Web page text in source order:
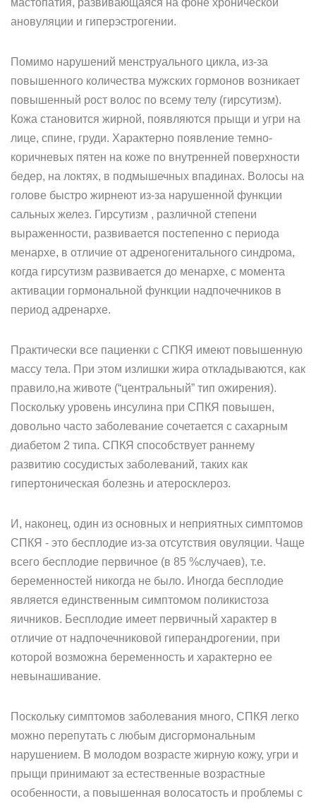
мастопатия, развивающаяся на фоне хронической
ановуляции и гиперэстрогении.
Помимо нарушений менструального цикла, из-за
повышенного количества мужских гормонов возникает
повышенный рост волос по всему телу (гирсутизм).
Кожа становится жирной, появляются прыщи и угри на
лице, спине, груди. Характерно появление темно-
коричневых пятен на коже по внутренней поверхности
бедер, на локтях, в подмышечных впадинах. Волосы на
голове быстро жирнеют из-за нарушенной функции
сальных желез. Гирсутизм , различной степени
выраженности, развивается постепенно с периода
менархе, в отличие от адреногенитального синдрома,
когда гирсутизм развивается до менархе, с момента
активации гормональной функции надпочечников в
период адренархе.
Практически все пациенки с СПКЯ имеют повышенную
массу тела. При этом излишки жира откладываются, как
правило,на животе (“центральный” тип ожирения).
Поскольку уровень инсулина при СПКЯ повышен,
довольно часто заболевание сочетается с сахарным
диабетом 2 типа. СПКЯ способствует раннему
развитию сосудистых заболеваний, таких как
гипертоническая болезнь и атеросклероз.
И, наконец, один из основных и неприятных симптомов
СПКЯ - это бесплодие из-за отсутствия овуляции. Чаще
всего бесплодие первичное (в 85 %случаев), т.е.
беременностей никогда не было. Иногда бесплодие
является единственным симптомом поликистоза
яичников. Бесплодие имеет первичный характер в
отличие от надпочечниковой гиперандрогении, при
которой возможна беременность и характерно ее
невынашивание.
Поскольку симптомов заболевания много, СПКЯ легко
можно перепутать с любым дисгормональным
нарушением. В молодом возрасте жирную кожу, угри и
прыщи принимают за естественные возрастные
особенности, а повышенная волосатость и проблемы с